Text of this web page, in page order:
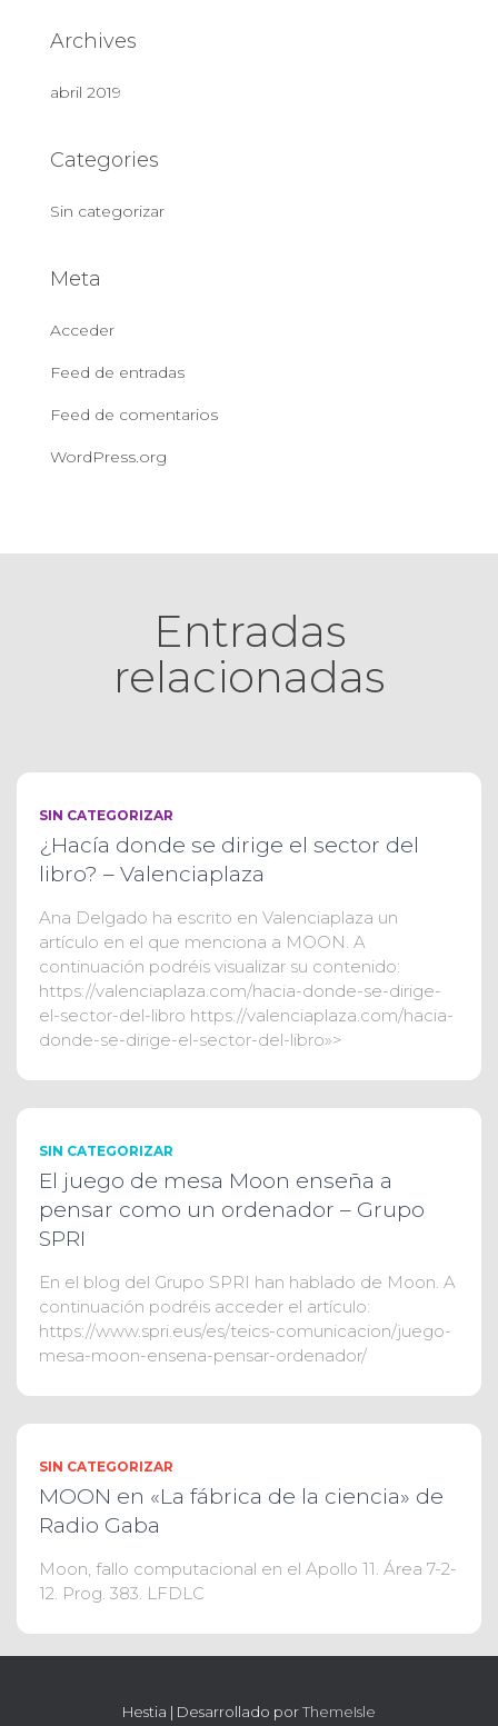
Archives
abril 2019
Categories
Sin categorizar
Meta
Acceder
Feed de entradas
Feed de comentarios
WordPress.org
Entradas
relacionadas
SIN CATEGORIZAR
¿Hacía donde se dirige el sector del
libro? – Valenciaplaza
Ana Delgado ha escrito en Valenciaplaza un
artículo en el que menciona a MOON. A
continuación podréis visualizar su contenido:
https://valenciaplaza.com/hacia-donde-se-dirige-
el-sector-del-libro https://valenciaplaza.com/hacia-
donde-se-dirige-el-sector-del-libro»>
SIN CATEGORIZAR
El juego de mesa Moon enseña a
pensar como un ordenador – Grupo
SPRI
En el blog del Grupo SPRI han hablado de Moon. A
continuación podréis acceder el artículo:
https://www.spri.eus/es/teics-comunicacion/juego-
mesa-moon-ensena-pensar-ordenador/
SIN CATEGORIZAR
MOON en «La fábrica de la ciencia» de
Radio Gaba
Moon, fallo computacional en el Apollo 11. Área 7-2-
12. Prog. 383. LFDLC
Hestia | Desarrollado porThemeIsle